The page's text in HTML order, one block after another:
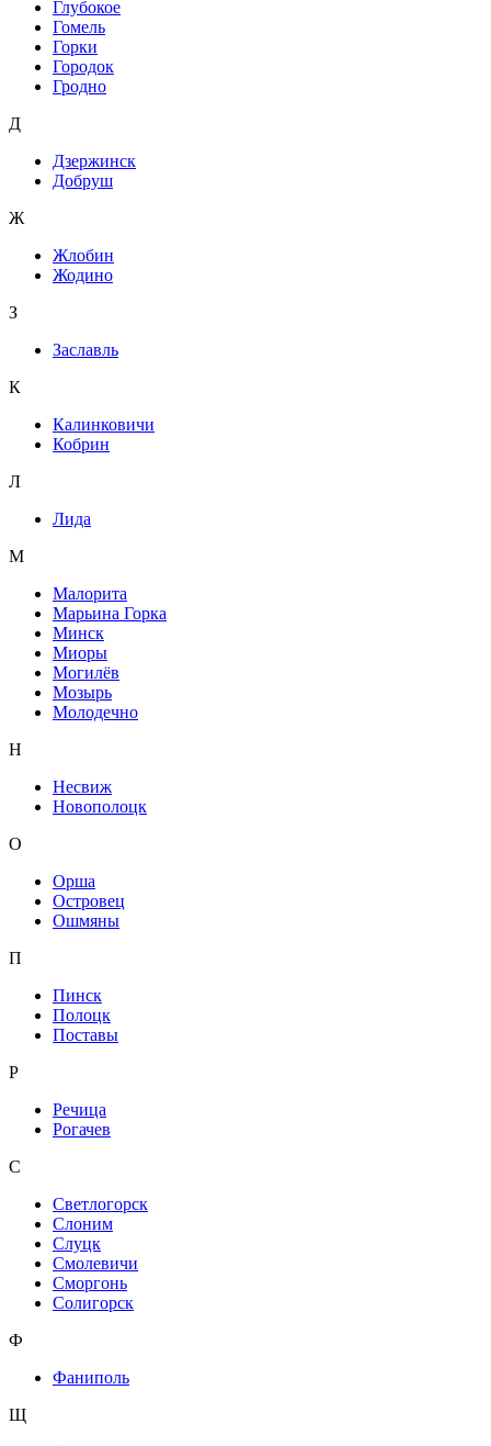
Глубокое
Гомель
Горки
Городок
Гродно
Д
Дзержинск
Добруш
Ж
Жлобин
Жодино
З
Заславль
К
Калинковичи
Кобрин
Л
Лида
М
Малорита
Марьина Горка
Минск
Миоры
Могилёв
Мозырь
Молодечно
Н
Несвиж
Новополоцк
О
Орша
Островец
Ошмяны
П
Пинск
Полоцк
Поставы
Р
Речица
Рогачев
С
Светлогорск
Слоним
Слуцк
Смолевичи
Сморгонь
Солигорск
Ф
Фаниполь
Щ